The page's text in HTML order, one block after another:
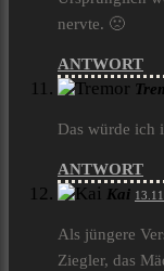
nervte. 🙁
ANTWORT
Das würde ich
ANTWORT
Kai
Als jüngere
Ziegler, das